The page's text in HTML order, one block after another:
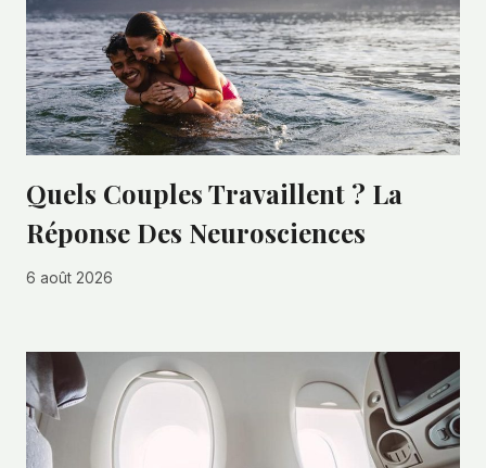
Quels Couples Travaillent ? La
Réponse Des Neurosciences
6 août 2026